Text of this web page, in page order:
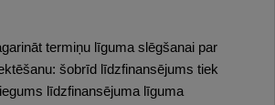
termiņu līguma slēgšanai par
šobrīd līdzfinansējums tiek
līdzfinansējuma līguma